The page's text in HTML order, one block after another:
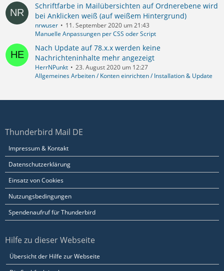
Schriftfarbe in Mailübersichten auf Ordnerebene wird
bei Anklicken weiß (auf weißem Hintergrund)
nrwuser
11. September 2020 um 21:43
Manuelle Anpassungen per CSS oder Script
Nach Update auf 78.x.x werden keine
Nachrichteninhalte mehr angezeigt
HerrNPunkt
23. August 2020 um 12:27
Allgemeines Arbeiten / Konten einrichten / Installation & Update
Thunderbird Mail DE
Impressum & Kontakt
Datenschutzerklärung
Einsatz von Cookies
Nutzungsbedingungen
Spendenaufruf für Thunderbird
Hilfe zu dieser Webseite
Übersicht der Hilfe zur Webseite